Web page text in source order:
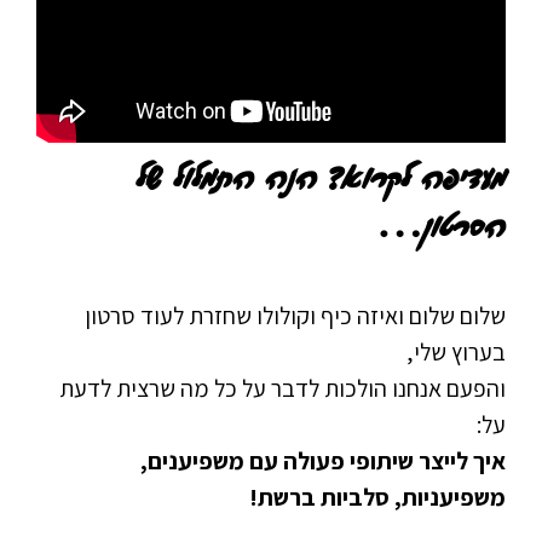
מעדיפה לקרוא? הנה התמלול של
הסרטון…
שלום שלום ואיזה כיף וקולולו שחזרת לעוד סרטון
בערוץ שלי,
והפעם אנחנו הולכות לדבר על כל מה שרצית לדעת
על:
איך לייצר שיתופי פעולה עם משפיענים,
משפיעניות, סלביות ברשת!